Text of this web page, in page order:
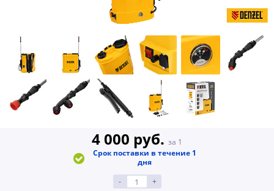
4 000 руб. за 1
Срок поставки в течение 1
дня
-
+